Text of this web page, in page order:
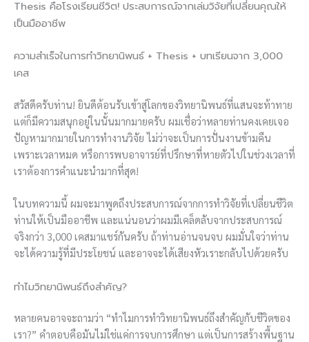
Thesis คือโรงเรียนชีวิต! ประสบการณ์จากเล่มวิจัยที่เปลี่ยนคุณให้
เป็นมืออาชีพ
ความสำเร็จในการทำวิทยานิพนธ์ + Thesis + บทเรียนจาก 3,000
เคส
สวัสดีครับท่าน! ยินดีต้อนรับเข้าสู่โลกของวิทยานิพนธ์ที่แสนจะท้าทาย
แต่ก็มีความสนุกอยู่ในนั้นมากมายครับ ผมเชื่อว่าหลายท่านคงเคยเจอ
ปัญหามากมายในการทำงานวิจัย ไม่ว่าจะเป็นการปั่นงานข้ามคืน
เพราะเวลาหมด หรือการพบอาจารย์ที่ปรึกษาที่หายตัวไปในช่วงเวลาที่
เราต้องการคำแนะนำมากที่สุด!
ในบทความนี้ ผมจะมาพูดถึงประสบการณ์จากการทำวิจัยที่เปลี่ยนชีวิต
ท่านให้เป็นมืออาชีพ และแน่นอนว่าผมมีเคล็ดลับจากประสบการณ์
จริงกว่า 3,000 เคสมาแชร์กันครับ ถ้าท่านอ่านจนจบ ผมมั่นใจว่าท่าน
จะได้ความรู้ที่มีประโยชน์ และอาจจะได้เสียงหัวเราะกลับไปด้วยครับ
ทำไมวิทยานิพนธ์ถึงสำคัญ?
หลายคนอาจจะถามว่า “ทำไมการทำวิทยานิพนธ์ถึงสำคัญกับชีวิตของ
เรา?” คำตอบคือมันไม่ใช่แค่การจบการศึกษา แต่เป็นการสร้างพื้นฐาน